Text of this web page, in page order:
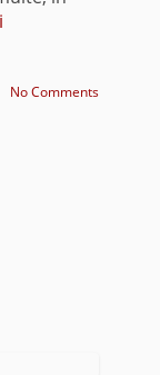
No Comments